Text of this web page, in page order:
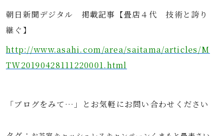
朝日新聞デジタル 掲載記事【畳店４代 技術と誇り
継ぐ】
http://www.asahi.com/area/saitama/articles/M
TW20190428111220001.html
「ブログをみて…」とお気軽にお問い合わせください